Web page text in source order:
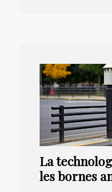
La
les bornes